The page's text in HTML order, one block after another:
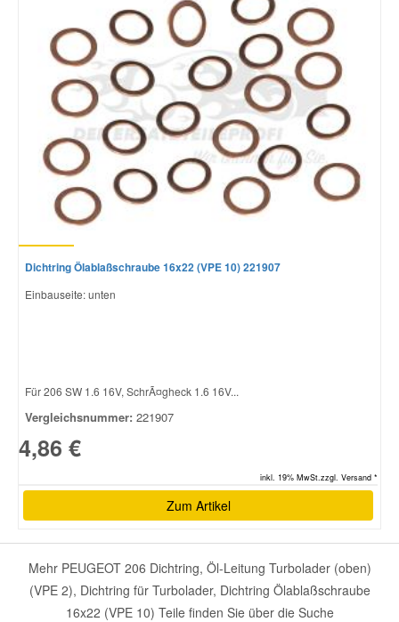
Dichtring Ölablaßschraube 16x22 (VPE 10) 221907
Einbauseite: unten
Für 206 SW 1.6 16V, SchrÃ¤gheck 1.6 16V...
Vergleichsnummer: 221907
4,86 €
inkl. 19% MwSt.zzgl. Versand *
Zum Artikel
Mehr PEUGEOT 206 Dichtring, Öl-Leitung Turbolader (oben)
(VPE 2), Dichtring für Turbolader, Dichtring Ölablaßschraube
16x22 (VPE 10) Teile finden Sie über die Suche